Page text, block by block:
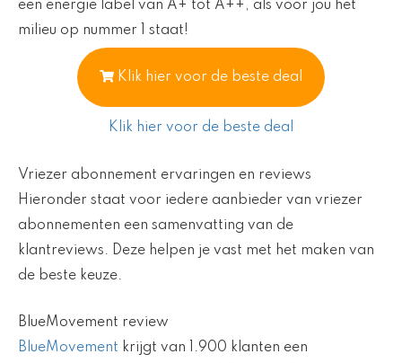
een energie label van A+ tot A++, als voor jou het
milieu op nummer 1 staat!
Klik hier voor de beste deal
Klik hier voor de beste deal
Vriezer abonnement ervaringen en reviews
Hieronder staat voor iedere aanbieder van vriezer
abonnementen een samenvatting van de
klantreviews. Deze helpen je vast met het maken van
de beste keuze.
BlueMovement review
BlueMovement krijgt van 1.900 klanten een